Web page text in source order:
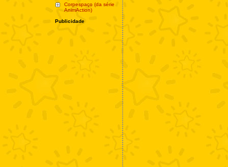
Corpespaço (da série
AnimAction)
Publicidade